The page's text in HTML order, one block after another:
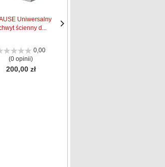
Uniwersalny
ścienny d...
0,00
(0 opinii)
200,00 zł